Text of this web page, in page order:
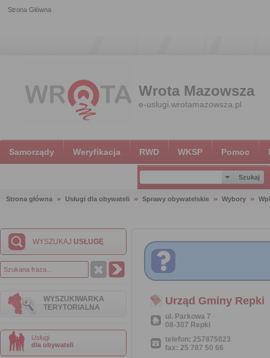
Strona Główna
Wrota Mazowsza
e-uslugi.wrotamazowsza.pl
Samorządy Weryfikacja RWD WKSP Pomoc
Strona główna Usługi dla obywateli Sprawy obywatelskie Wybory
WYSZUKAJ USŁUGĘ
WYSZUKIWARKA
TERYTORIALNA
Usługi
dla obywateli
Urząd Gminy Repki
ul. Parkowa 7
08-307 Repki
telefon: 257875023
fax: 25 787 50 66